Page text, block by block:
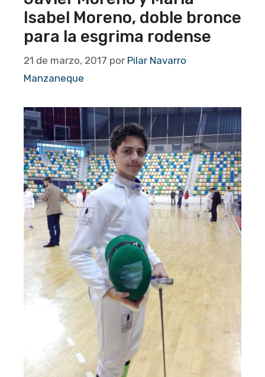
Isabel Moreno, doble bronce
para la esgrima rodense
21 de marzo, 2017 por Pilar Navarro
Manzaneque